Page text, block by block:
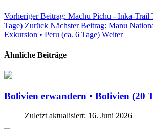
Vorheriger Beitrag: Machu Pichu - Inka-Trail
Tage) Zurück Nächster Beitrag: Manu
Exkursion • Peru (ca. 6 Tage) Weiter
Ähnliche Beiträge
Bolivien erwandern • Bolivien (20
Zuletzt aktualisiert: 16. Juni 2026